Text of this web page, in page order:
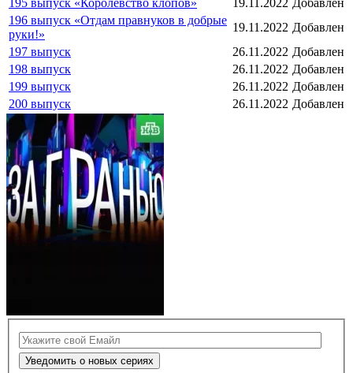
196 выпуск «Отдам правнуков в добрые
руки!»
19.11.2022 Добавлен
197 выпуск
26.11.2022 Добавлен
198 выпуск
26.11.2022 Добавлен
199 выпуск
26.11.2022 Добавлен
200 выпуск
26.11.2022 Добавлен
Уведомить о новых сериях